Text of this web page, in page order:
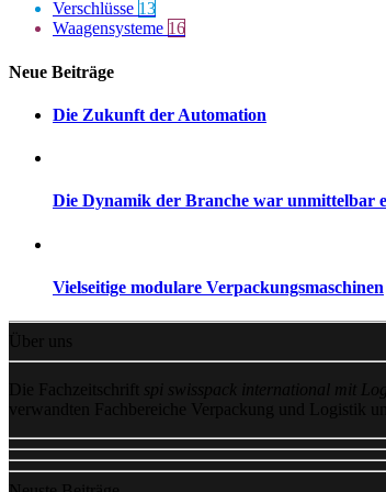
Verschlüsse 13
Waagensysteme 16
Neue Beiträge
Die Zukunft der Automation
Die Dynamik der Branche war unmittelbar
Vielseitige modulare Verpackungsmaschinen
Über uns
Die Fachzeitschrift spi swisspack international mit
verwandten Fachbereiche Verpackung und Logistik